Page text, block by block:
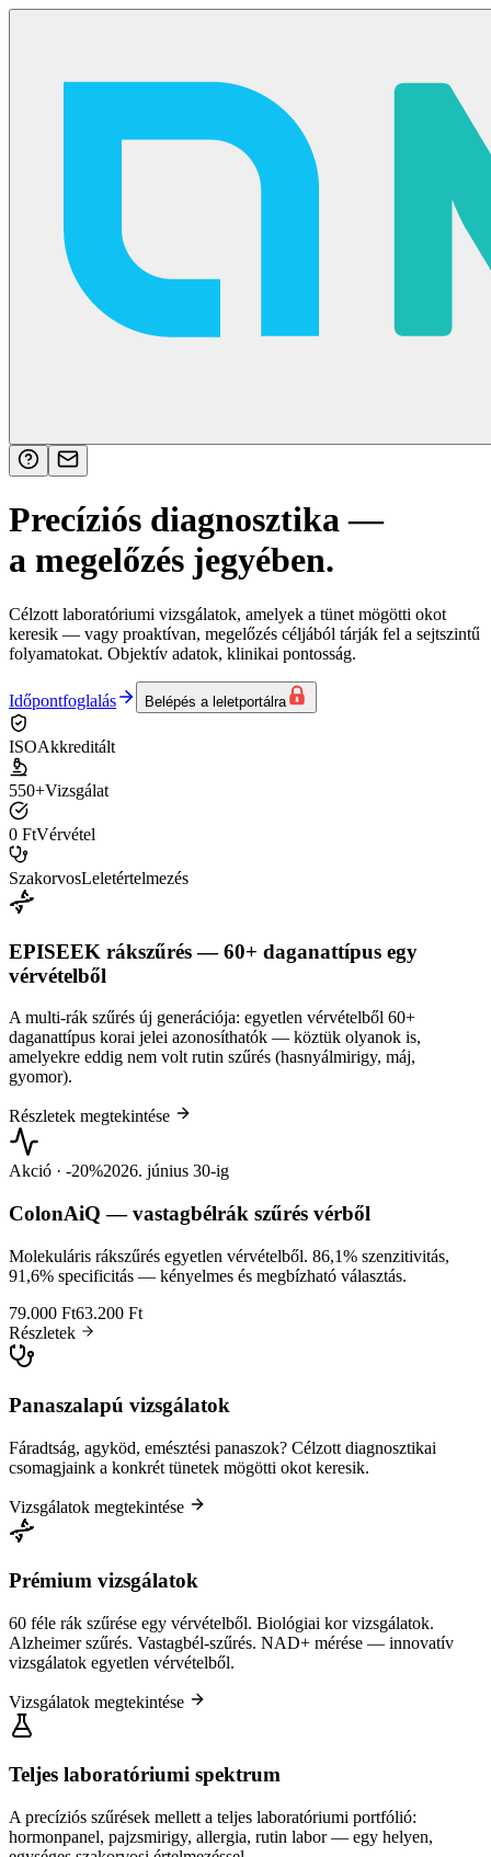
Precíziós diagnosztika —
a megelőzés jegyében.
Célzott laboratóriumi vizsgálatok, amelyek a tünet mögötti okot
keresik — vagy proaktívan, megelőzés céljából tárják fel a sejtszintű
folyamatokat. Objektív adatok, klinikai pontosság.
Időpontfoglalás Belépés a leletportálra
ISOAkkreditált
550+Vizsgálat
0 FtVérvétel
SzakorvosLeletértelmezés
EPISEEK rákszűrés — 60+ daganattípus egy
vérvételből
A multi-rák szűrés új generációja: egyetlen vérvételből 60+
daganattípus korai jelei azonosíthatók — köztük olyanok is,
amelyekre eddig nem volt rutin szűrés (hasnyálmirigy, máj,
gyomor).
Részletek megtekintése
Akció · -20%2026. június 30-ig
ColonAiQ — vastagbélrák szűrés vérből
Molekuláris rákszűrés egyetlen vérvételből. 86,1% szenzitivitás,
91,6% specificitás — kényelmes és megbízható választás.
79.000 Ft63.200 Ft
Részletek
Panaszalapú vizsgálatok
Fáradtság, agyköd, emésztési panaszok? Célzott diagnosztikai
csomagjaink a konkrét tünetek mögötti okot keresik.
Vizsgálatok megtekintése
Prémium vizsgálatok
60 féle rák szűrése egy vérvételből. Biológiai kor vizsgálatok.
Alzheimer szűrés. Vastagbél-szűrés. NAD+ mérése — innovatív
vizsgálatok egyetlen vérvételből.
Vizsgálatok megtekintése
Teljes laboratóriumi spektrum
A precíziós szűrések mellett a teljes laboratóriumi portfólió:
hormonpanel, pajzsmirigy, allergia, rutin labor — egy helyen,